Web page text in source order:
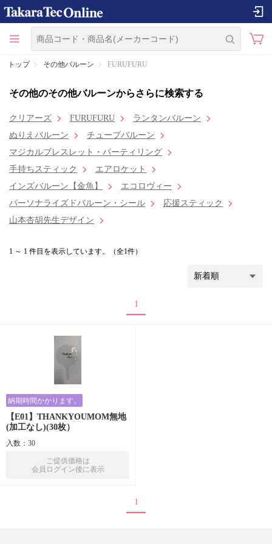
トップ その他バルーン FURUFURU
その他のその他バルーンからさらに検索する
クリアーズ FURUFURU
ランタンバルーン
ぬりえバルーン
チューブバルーン
マジカルブレスレット・パーティリング
手持ちスティック
エアロケット
インズバルーン【金魚】
エコロヴィー
パーソナライズドバルーン・シール
応援スティック
山本杏胡先生デザイン
1 ～ 1 件目を表示しています。（全1件）
1
納期時間かかります。
【E01】THANKYOUMOM無地
(加工なし)(30枚）
入数：30
ご提供価格は
会員ログイン後に表示
1